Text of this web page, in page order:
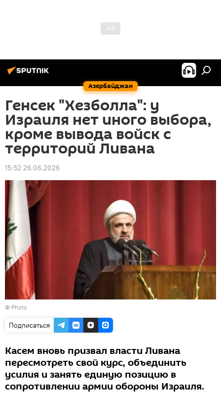
Азербайджан
Генсек "Хезболла": у
Израиля нет иного выбора,
кроме вывода войск с
территорий Ливана
15:52 26.06.2026
© Photo
Подписаться
Касем вновь призвал власти Ливана
пересмотреть свой курс, объединить
усилия и занять единую позицию в
сопротивлении армии обороны Израиля.